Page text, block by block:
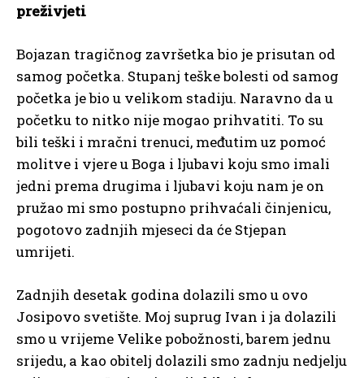
preživjeti
Bojazan tragičnog završetka bio je prisutan od
samog početka. Stupanj teške bolesti od samog
početka je bio u velikom stadiju. Naravno da u
početku to nitko nije mogao prihvatiti. To su
bili teški i mračni trenuci, međutim uz pomoć
molitve i vjere u Boga i ljubavi koju smo imali
jedni prema drugima i ljubavi koju nam je on
pružao mi smo postupno prihvaćali činjenicu,
pogotovo zadnjih mjeseci da će Stjepan
umrijeti.
Zadnjih desetak godina dolazili smo u ovo
Josipovo svetište. Moj suprug Ivan i ja dolazili
smo u vrijeme Velike pobožnosti, barem jednu
srijedu, a kao obitelj dolazili smo zadnju nedjelju